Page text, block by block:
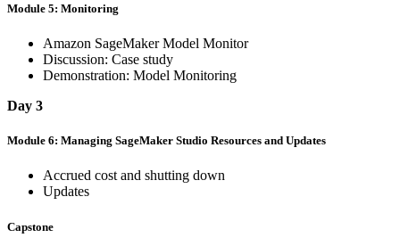
Module 5: Monitoring
Amazon SageMaker Model Monitor
Discussion: Case study
Demonstration: Model Monitoring
Day 3
Module 6: Managing SageMaker Studio Resources and Updates
Accrued cost and shutting down
Updates
Capstone